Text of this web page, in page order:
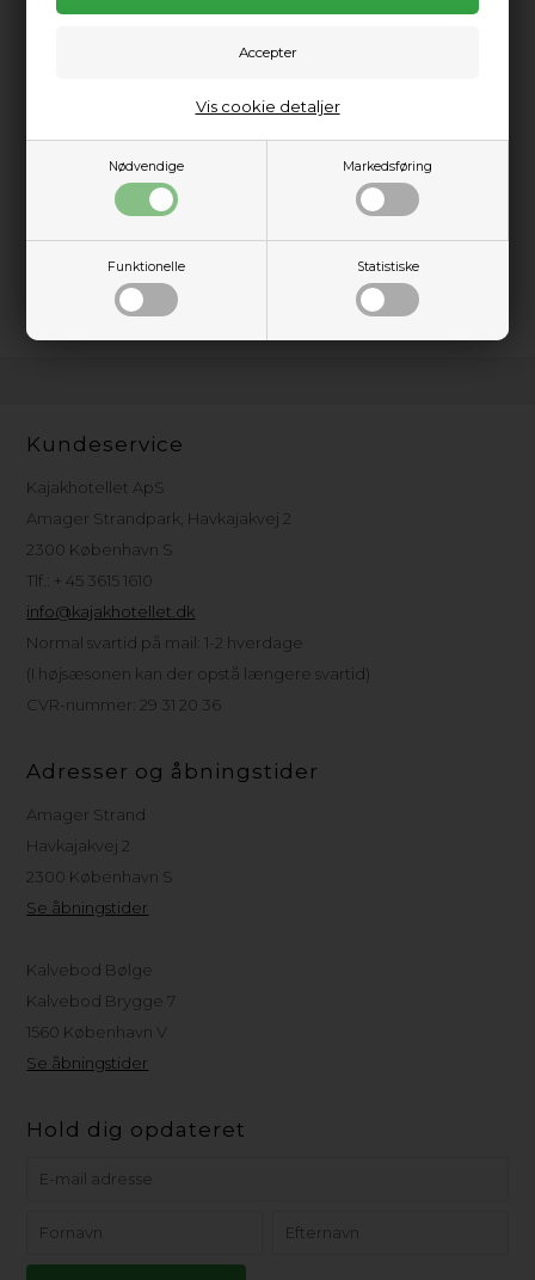
Nødvendige Markedsføring
Funktionelle Statistiske
Vis cookie detaljer
Praktisk info
En klassisk, grundlæggende polyester baselayer trøje lavet af
100% genbrugs materiale. Dens glatte, bløde stof gør det let,
at bruge den som varmt inder-lag.
Garnet som er brugt har et hulrum og er vævet sammen i
diamantgitter, som gør at trøjen holder på den varme luft,
lugtkontrol holder trøjen frisk. Lavet på en Fair Trade Certified
Kundeservice
Kajakhotellet ApS
Amager Strandpark, Havkajakvej 2
2300 København S
Tlf.: + 45 3615 1610
info@kajakhotellet.dk
Normal svartid på mail: 1-2 hverdage
(I højsæsonen kan der opstå længere svartid)
CVR-nummer: 29 31 20 36
Adresser og åbningstider
Amager Strand
Havkajakvej 2
2300 København S
Se åbningstider
Kalvebod Bølge
Kalvebod Brygge 7
1560 København V
Se åbningstider
Hold dig opdateret